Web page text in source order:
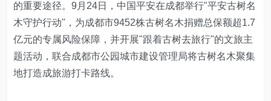
的重要途径。9月24日，中国平安在成都举行"平安古树名
木守护行动"，为成都市9452株古树名木捐赠总保额超1.7
亿元的专属风险保障，并开展"跟着古树去旅行"的文旅主
题活动，联合成都市公园城市建设管理局将古树名木聚集
地打造成旅游打卡路线。